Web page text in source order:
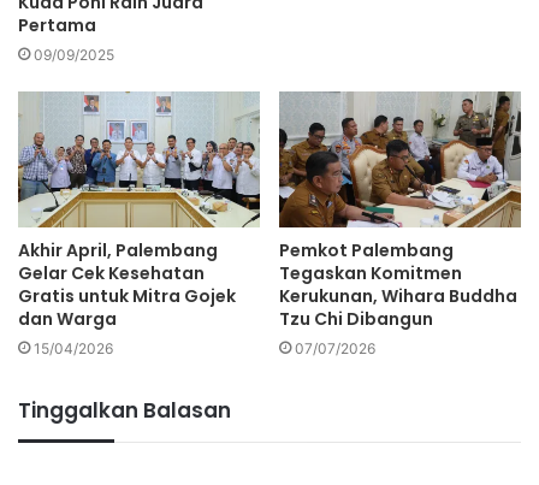
Pertama
09/09/2025
Akhir April, Palembang
Gelar Cek Kesehatan
Gratis untuk Mitra Gojek
dan Warga
15/04/2026
Pemkot Palembang
Tegaskan Komitmen
Kerukunan, Wihara Buddha
Tzu Chi Dibangun
07/07/2026
Tinggalkan Balasan